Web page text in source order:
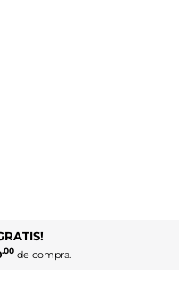
.00de compra.